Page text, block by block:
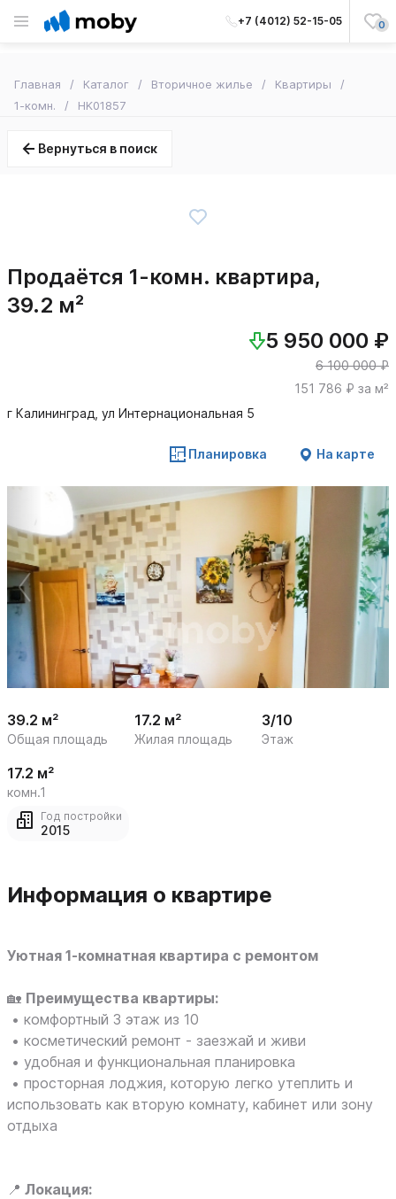
+7 (4012) 52-15-05 0
Главная Каталог Вторичное жилье
Квартиры
1-комн.
HK01857
Вернуться в поиск
Продаётся 1-комн. квартира,
39.2 м²
5 950 000 ₽
6 100 000 ₽
151 786 ₽ за м²
г Калининград, ул Интернациональная 5
Планировка На карте
1
/
11
39.2 м²
Общая площадь
17.2 м²
Жилая площадь
3/10
Этаж
17.2 м²
комн.1
Год постройки
2015
Информация о квартире
Уютная 1-комнатная квартира с ремонтом
🏡 Преимущества квартиры:
• комфортный 3 этаж из 10
• косметический ремонт - заезжай и живи
• удобная и функциональная планировка
• просторная лоджия, которую легко утеплить и
использовать как вторую комнату, кабинет или зону
отдыха
📍 Локация: